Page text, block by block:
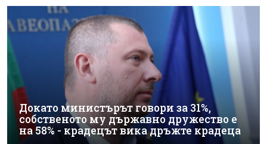
Докато министърът говори за 31%,
собственото му държавно дружество е
на 58% - крадецът вика дръжте крадеца